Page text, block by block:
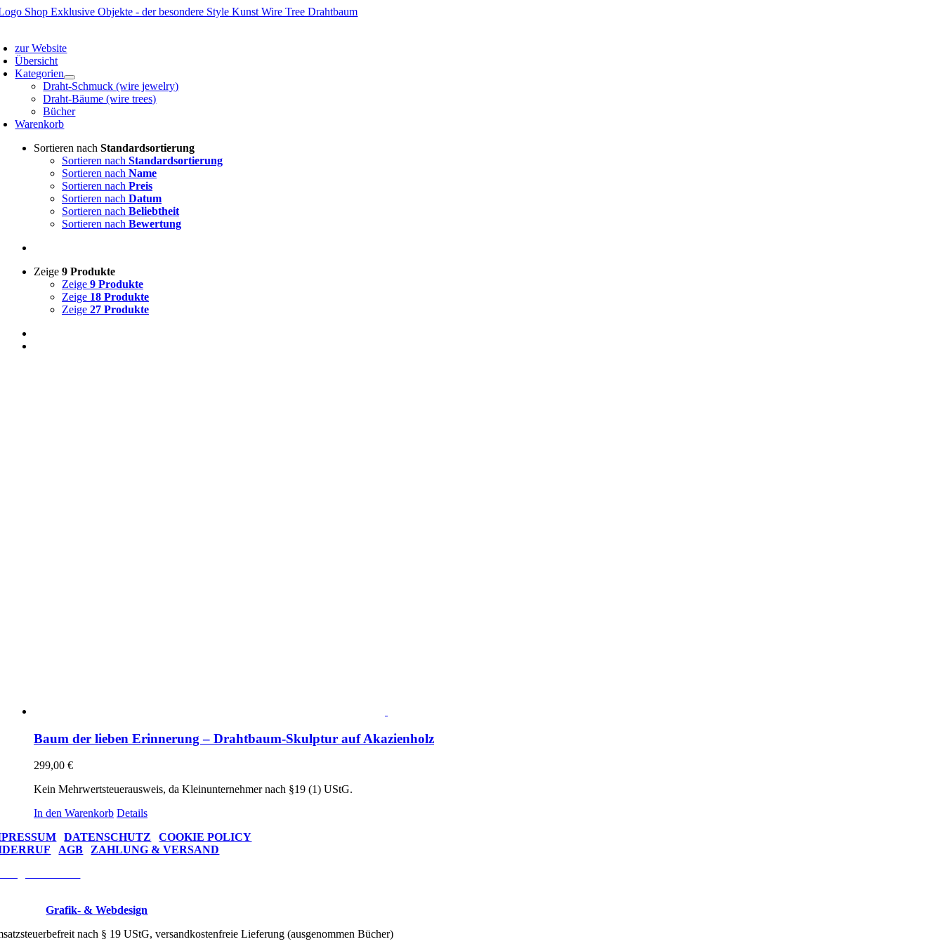
Zum
zur Website
Übersicht
Kategorien
Draht-Schmuck (wire jewelry)
Draht-Bäume (wire trees)
Bücher
Warenkorb
Sortieren nach Standardsortierung
Sortieren nach Standardsortierung
Sortieren nach Name
Sortieren nach Preis
Sortieren nach Datum
Sortieren nach Beliebtheit
Sortieren nach Bewertung
Zeige 9 Produkte
Zeige 9 Produkte
Zeige 18 Produkte
Zeige 27 Produkte
Baum der lieben Erinnerung – Drahtbaum-Skulptur auf Akazienholz
299,00 €
Kein Mehrwertsteuerausweis, da Kleinunternehmer nach §19 (1) UStG.
In den Warenkorb Details
|DATENSCHUTZ |COOKIE POLICY
|AGB |ZAHLUNG & VERSAND
Grafik- & Webdesign
nach § 19 UStG, versandkostenfreie Lieferung (ausgenommen Bücher)